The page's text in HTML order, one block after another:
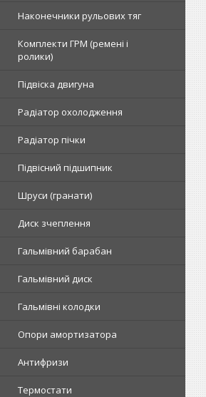
Наконечники рульових тяг
Комплекти ГРМ (ремені і
ролики)
Підвіска двигуна
Радіатор охолодження
Радіатор пічки
Підвісний підшипник
Шруси (гранати)
Диск зчеплення
Гальмівний барабан
Гальмівний диск
Гальмівні колодки
Опори амортизатора
Антифризи
Термостати